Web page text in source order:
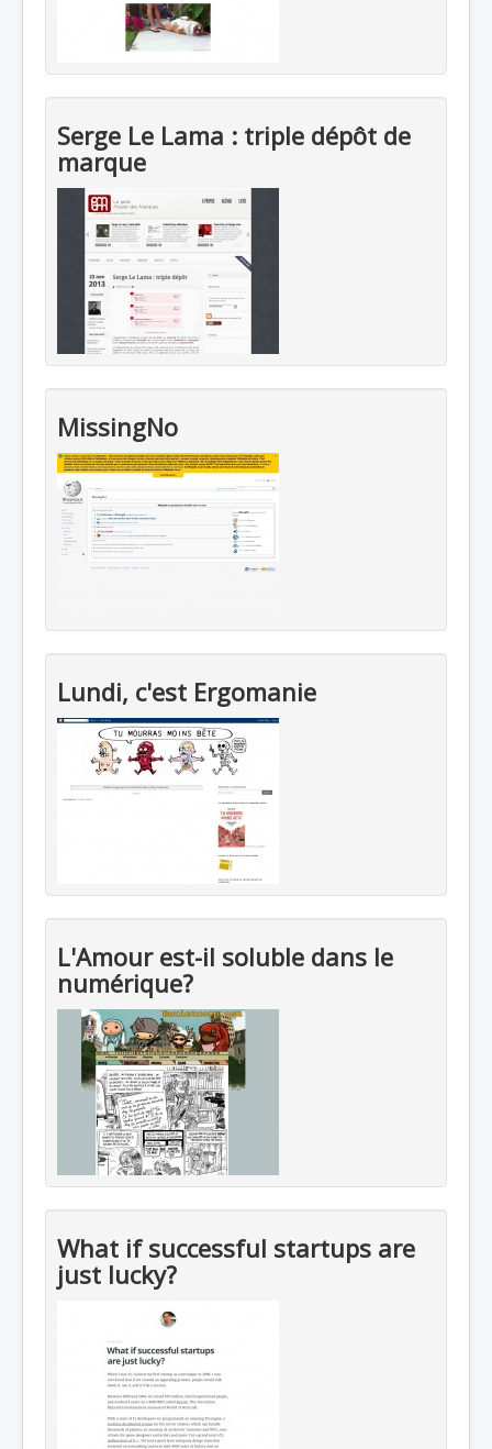
Serge Le Lama : triple dépôt de
marque
MissingNo
Lundi, c'est Ergomanie
L'Amour est-il soluble dans le
numérique?
What if successful startups are
just lucky?